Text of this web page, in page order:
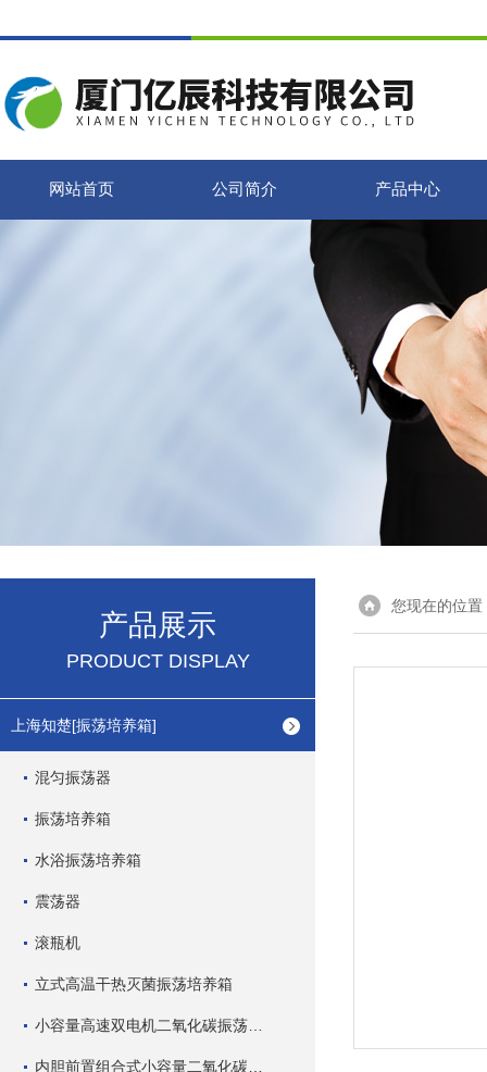
网站首页 公司简介 产品中心
产品展示
PRODUCT DISPLAY
上海知楚[振荡培养箱]
混匀振荡器
振荡培养箱
水浴振荡培养箱
震荡器
滚瓶机
立式高温干热灭菌振荡培养箱
您现在的位置